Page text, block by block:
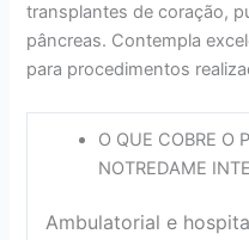
transplantes de coração,
pâncreas. Contempla
para procedimentos
O QUE COBRE O
NOTREDAME
Ambulatorial e